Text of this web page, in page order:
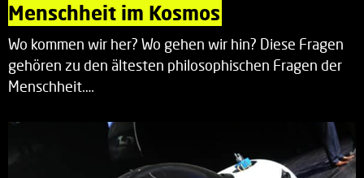
Menschheit im Kosmos
Wo kommen wir her? Wo gehen wir hin? Diese Fragen
gehören zu den ältesten philosophischen Fragen der
Menschheit.…